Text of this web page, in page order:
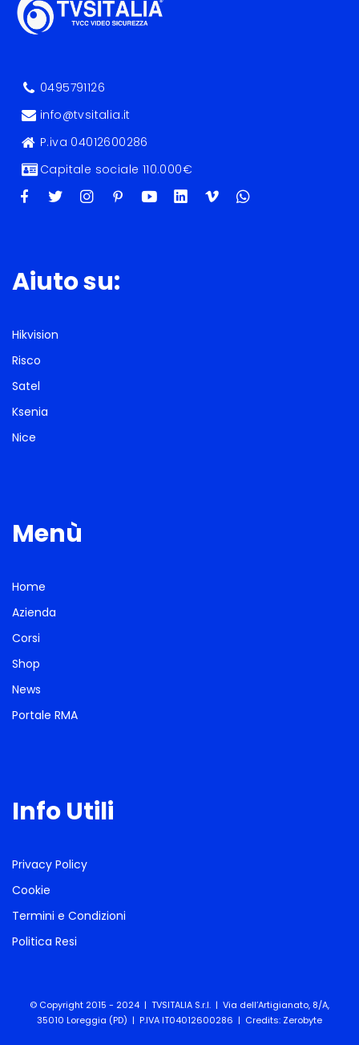
0495791126
info@tvsitalia.it
P.iva 04012600286
Capitale sociale 110.000€
Aiuto su:
Hikvision
Risco
Satel
Ksenia
Nice
Menù
Home
Azienda
Corsi
Shop
News
Portale RMA
Info Utili
Privacy Policy
Cookie
Termini e Condizioni
Politica Resi
© Copyright 2015 - 2024 | TVSITALIA S.r.l. | Via dell’Artigianato, 8/A,
35010 Loreggia (PD) | P.IVA IT04012600286 | Credits: Zerobyte